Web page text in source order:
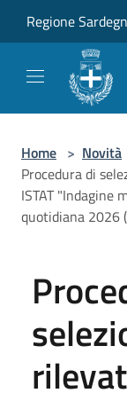
Regione
Home > Novità
Procedura di
ISTAT "Indagine
quotidiana 2026